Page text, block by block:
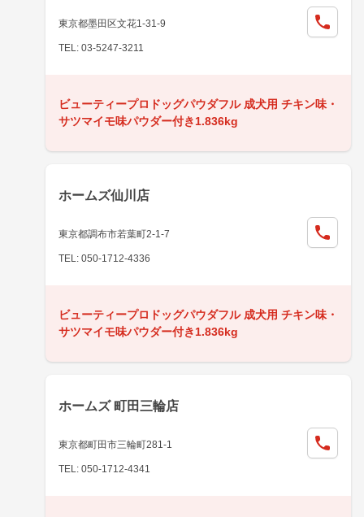
東京都墨田区文花1-31-9
TEL: 03-5247-3211
ビューティープロドッグパウダフル 成犬用 チキン味・
サツマイモ味パウダー付き1.836kg
ホームズ仙川店
東京都調布市若葉町2-1-7
TEL: 050-1712-4336
ビューティープロドッグパウダフル 成犬用 チキン味・
サツマイモ味パウダー付き1.836kg
ホームズ 町田三輪店
東京都町田市三輪町281-1
TEL: 050-1712-4341